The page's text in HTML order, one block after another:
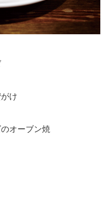
け
のオーブン焼